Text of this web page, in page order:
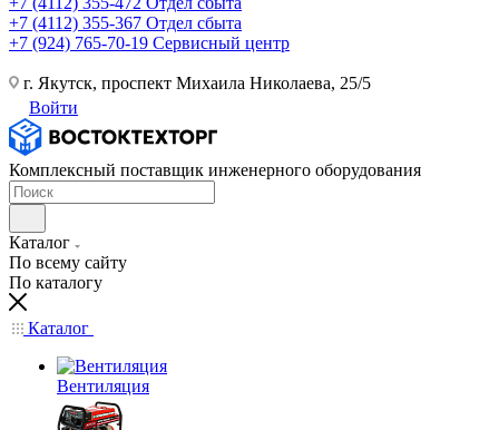
+7 (4112) 355-367 Отдел сбыта
+7 (924) 765-70-19 Сервисный центр
г. Якутск, проспект Михаила Николаева, 25/5
Войти
Комплексный поставщик инженерного оборудования
Каталог
По всему сайту
По каталогу
Каталог
Вентиляция